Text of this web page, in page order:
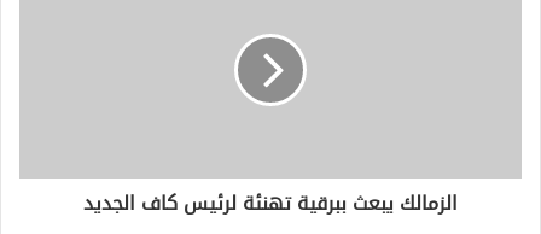
الزمالك يبعث ببرقية تهنئة لرئيس كاف الجديد